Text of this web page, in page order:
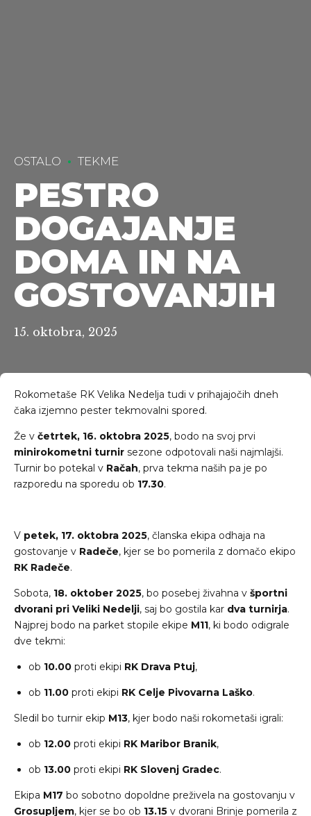
OSTALO TEKME
PESTRO
DOGAJANJE
DOMA IN NA
GOSTOVANJIH
15. oktobra, 2025
Rokometaše RK Velika Nedelja tudi v prihajajočih dneh
čaka izjemno pester tekmovalni spored.
Že v četrtek, 16. oktobra 2025, bodo na svoj prvi
minirokometni turnir sezone odpotovali naši najmlajši.
Turnir bo potekal v Račah, prva tekma naših pa je po
razporedu na sporedu ob 17.30.
V petek, 17. oktobra 2025, članska ekipa odhaja na
gostovanje v Radeče, kjer se bo pomerila z domačo ekipo
RK Radeče.
Sobota, 18. oktober 2025, bo posebej živahna v športni
dvorani pri Veliki Nedelji, saj bo gostila kar dva turnirja.
Najprej bodo na parket stopile ekipe M11, ki bodo odigrale
dve tekmi:
ob 10.00 proti ekipi RK Drava Ptuj,
ob 11.00 proti ekipi RK Celje Pivovarna Laško.
Sledil bo turnir ekip M13, kjer bodo naši rokometaši igrali:
ob 12.00 proti ekipi RK Maribor Branik,
ob 13.00 proti ekipi RK Slovenj Gradec.
Ekipa M17 bo sobotno dopoldne preživela na gostovanju v
Grosupljem, kjer se bo ob 13.15 v dvorani Brinje pomerila z